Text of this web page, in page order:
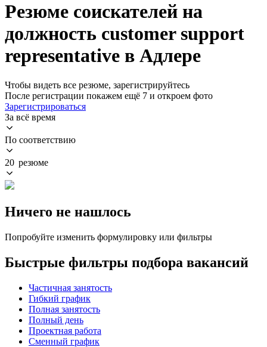
Резюме соискателей на
должность customer support
representative в Адлере
Чтобы видеть все резюме, зарегистрируйтесь
После регистрации покажем ещё 7 и откроем фото
Зарегистрироваться
За всё время
По соответствию
20 резюме
Ничего не нашлось
Попробуйте изменить формулировку или фильтры
Быстрые фильтры подбора вакансий
Частичная занятость
Гибкий график
Полная занятость
Полный день
Проектная работа
Сменный график